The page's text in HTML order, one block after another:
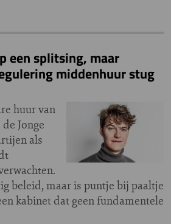
een splitsing, maar
middenhuur stug
huur van
Jonge
als
beleid, maar is puntje bij paaltje
kabinet dat geen fundamentele